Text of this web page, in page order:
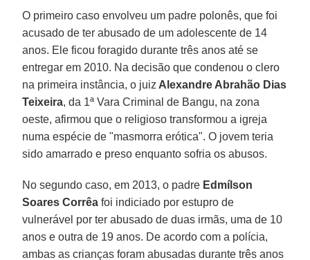
O primeiro caso envolveu um padre polonês, que foi
acusado de ter abusado de um adolescente de 14
anos. Ele ficou foragido durante três anos até se
entregar em 2010. Na decisão que condenou o clero
na primeira instância, o juiz Alexandre Abrahão Dias
Teixeira, da 1ª Vara Criminal de Bangu, na zona
oeste, afirmou que o religioso transformou a igreja
numa espécie de "masmorra erótica". O jovem teria
sido amarrado e preso enquanto sofria os abusos.
No segundo caso, em 2013, o padre Edmílson
Soares Corrêa foi indiciado por estupro de
vulnerável por ter abusado de duas irmãs, uma de 10
anos e outra de 19 anos. De acordo com a polícia,
ambas as crianças foram abusadas durante três anos